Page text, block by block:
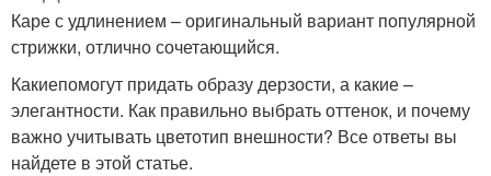
Каре с удлинением – оригинальный вариант популярной
стрижки, отлично сочетающийся.
Какиепомогут придать образу дерзости, а какие –
элегантности. Как правильно выбрать оттенок, и почему
важно учитывать цветотип внешности? Все ответы вы
найдете в этой статье.